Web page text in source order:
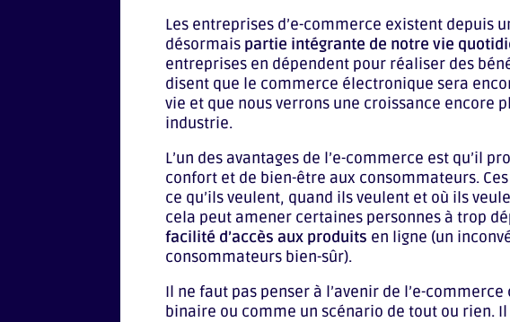
Les entreprises d’e-commerce existent depuis
désormais partie intégrante de notre vie
entreprises en dépendent pour réaliser des
disent que le commerce électronique sera
vie et que nous verrons une croissance encore
industrie.
L’un des avantages de l’e-commerce est qu’il
confort et de bien-être aux consommateurs.
ce qu’ils veulent, quand ils veulent et où ils
cela peut amener certaines personnes à trop
facilité d’accès aux produits en ligne (un
consommateurs bien-sûr).
Il ne faut pas penser à l’avenir de l’e-
binaire ou comme un scénario de tout ou rien.